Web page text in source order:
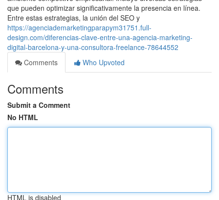
que pueden optimizar significativamente la presencia en línea.
Entre estas estrategias, la unión del SEO y
https://agenciademarketingparapym31751.full-
design.com/diferencias-clave-entre-una-agencia-marketing-
digital-barcelona-y-una-consultora-freelance-78644552
Comments
Who Upvoted
Comments
Submit a Comment
No HTML
HTML is disabled